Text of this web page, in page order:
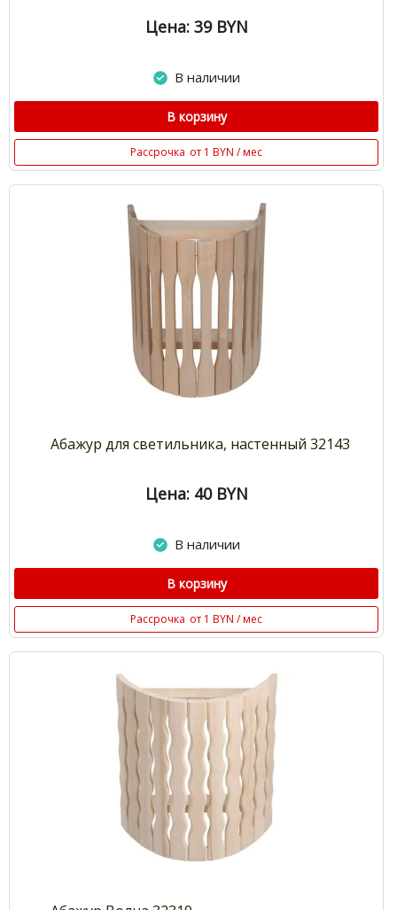
Цена: 39 BYN
В наличии
В корзину
Рассрочка от 1 BYN / мес
Абажур для светильника, настенный 32143
Цена: 40 BYN
В наличии
В корзину
Рассрочка от 1 BYN / мес